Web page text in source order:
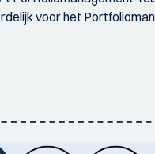
voor het